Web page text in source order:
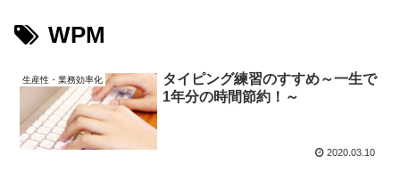
WPM
生産性・業務効率化
タイピング練習のすすめ～一生で
1年分の時間節約！～
2020.03.10